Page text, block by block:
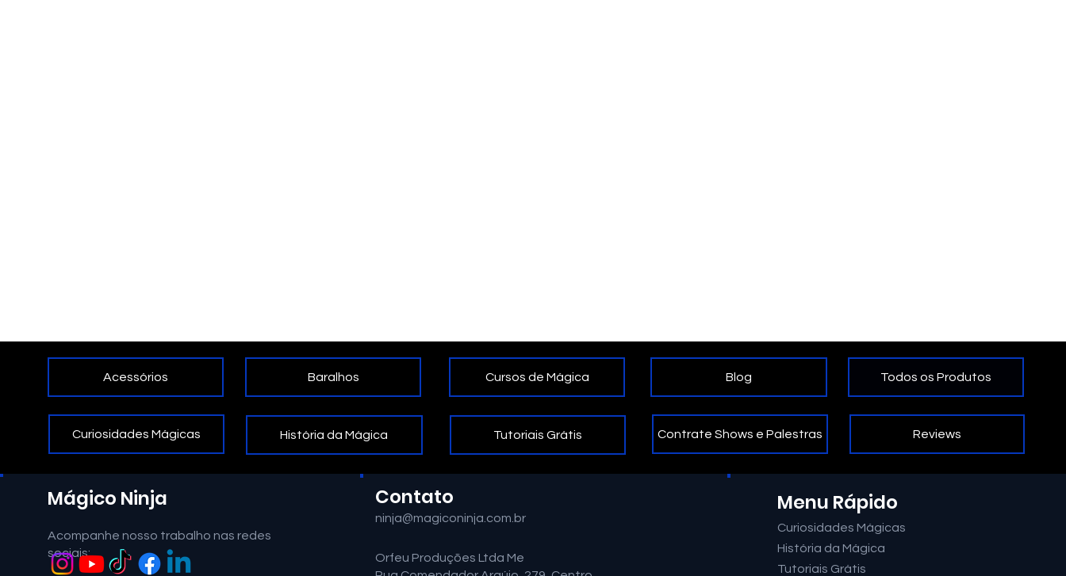
Curiosidades Mágicas História da Mágica Tutoriais Grátis Contrate Shows e Palestras Reviews
Acessórios Baralhos Cursos de Mágica Blog Todos os Produtos
Contato
ninja@magiconinja.com.br
Orfeu Produções Ltda Me
Acompanhe nosso trabalho nas redes
sociais:
Mágico Ninja Menu Rápido
Curiosidades Mágicas
História da Mágica
Tutoriais Grátis